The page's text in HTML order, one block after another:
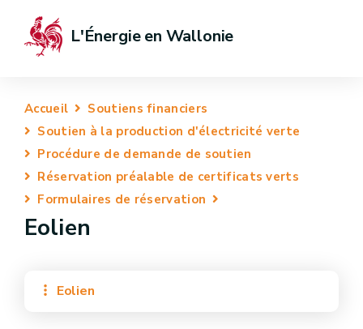
L'Énergie en Wallonie
Accueil
Soutiens financiers
Soutien à la production d'électricité verte
Procédure de demande de soutien
Réservation préalable de certificats verts
Formulaires de réservation
Eolien
Eolien